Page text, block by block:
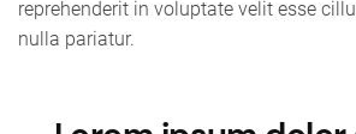
reprehenderit in voluptate velit esse
nulla pariatur.